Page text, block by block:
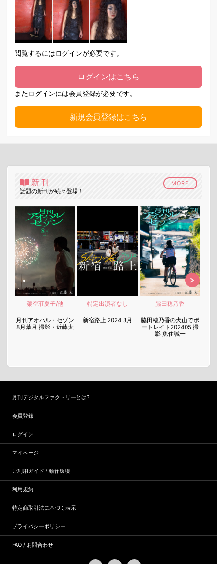
閲覧するにはログインが必要です。
ログインはこちら
またログインには会員登録が必要です。
新規会員登録はこちら
新刊
話題の新刊が続々登場！
MORE
架空荘夏子/他
月刊アオハル・セゾン
8月葉月 撮影・近藤太
特定出演者なし
新宿路上 2024 8月
脇田穂乃香
脇田穂乃香の犬山でポ
ートレイト202405 撮
影 魚住誠一
月刊デジタルファクトリーとは?
会員登録
ログイン
マイページ
ご利用ガイド / 動作環境
利用規約
特定商取引法に基づく表示
プライバシーポリシー
FAQ / お問合わせ